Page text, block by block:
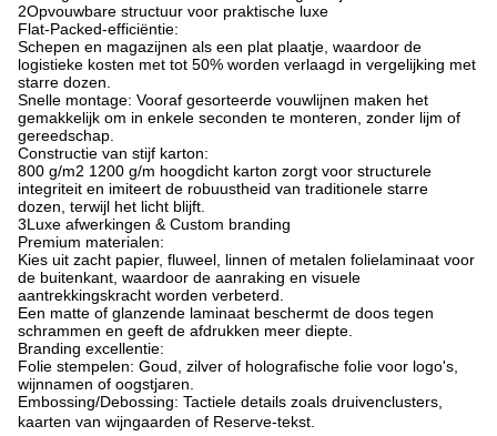
2Opvouwbare structuur voor praktische luxe
Flat-Packed-efficiëntie:
Schepen en magazijnen als een plat plaatje, waardoor de
logistieke kosten met tot 50% worden verlaagd in vergelijking met
starre dozen.
Snelle montage: Vooraf gesorteerde vouwlijnen maken het
gemakkelijk om in enkele seconden te monteren, zonder lijm of
gereedschap.
Constructie van stijf karton:
800 g/m2 1200 g/m hoogdicht karton zorgt voor structurele
integriteit en imiteert de robuustheid van traditionele starre
dozen, terwijl het licht blijft.
3Luxe afwerkingen & Custom branding
Premium materialen:
Kies uit zacht papier, fluweel, linnen of metalen folielaminaat voor
de buitenkant, waardoor de aanraking en visuele
aantrekkingskracht worden verbeterd.
Een matte of glanzende laminaat beschermt de doos tegen
schrammen en geeft de afdrukken meer diepte.
Branding excellentie:
Folie stempelen: Goud, zilver of holografische folie voor logo's,
wijnnamen of oogstjaren.
Embossing/Debossing: Tactiele details zoals druivenclusters,
kaarten van wijngaarden of Reserve-tekst.